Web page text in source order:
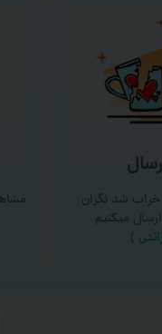
خراب شد نگران
میکنیم
)